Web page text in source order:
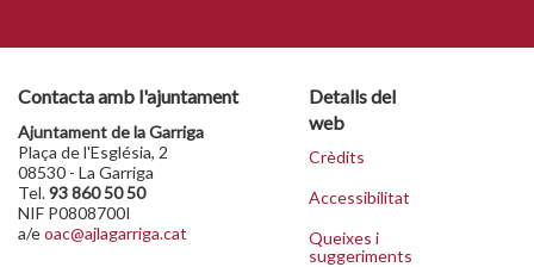
Contacta amb l'ajuntament
Ajuntament de la Garriga
Plaça de l'Església, 2
08530 - La Garriga
Tel.93 860 50 50
NIF P0808700I
a/eoac@ajlagarriga.cat
Detalls del
web
Crèdits
Accessibilitat
Queixes i
suggeriments